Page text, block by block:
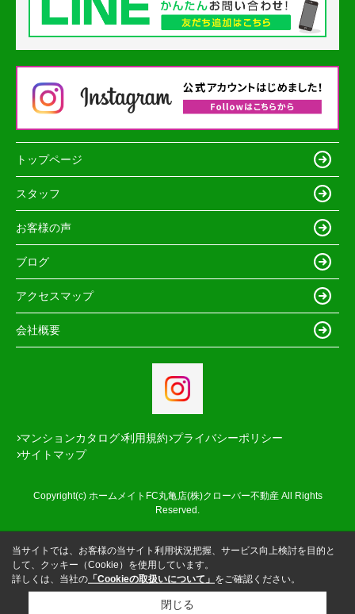
トップページ
スタッフ
お客様の声
ブログ
アクセスマップ
会社概要
マンションカタログ 利用規約 プライバシーポリシー
サイトマップ
Copyright(c) ホームメイトFC丸亀店(株)クローバー不動産 All Rights
Reserved.
当サイトでは、お客様の当サイト利用状況把握、サービス向上検討を目的と
して、クッキー（Cookie）を使用しています。
詳しくは、当社の 「Cookieの取扱いについて」 をご確認ください。
閉じる